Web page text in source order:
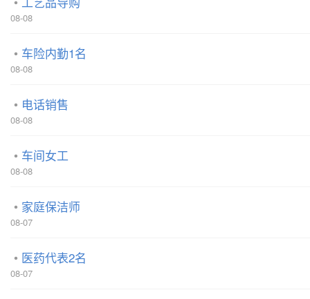
08-08
车险内勤1名
08-08
电话销售
08-08
车间女工
08-08
家庭保洁师
08-07
医药代表2名
08-07